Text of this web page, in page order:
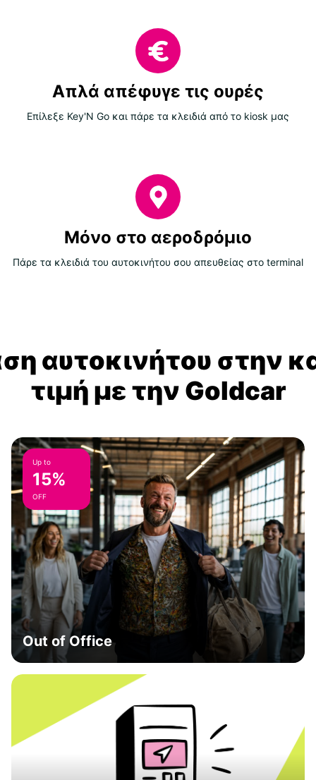
Απλά απέφυγε τις ουρές
Επίλεξε Key'N Go και πάρε τα κλειδιά από το kiosk μας
Μόνο στο αεροδρόμιο
Πάρε τα κλειδιά του αυτοκινήτου σου απευθείας στο terminal
αυτοκινήτου στην
τιμή με την Goldcar
Up to
15%
OFF
Out of Office